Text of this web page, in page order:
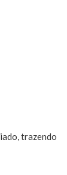
trazendo